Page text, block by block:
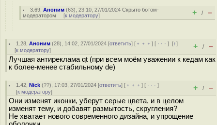
3.69 ,Аноним (63), 23:10, 27/01/2024Скрыто ботом-
модератором [к модератору] + / –
1.28 ,Аноним (28), 14:02, 27/01/2024 [ответить] [ ﹢﹢﹢] [ · · ·][↑]
[к модератору] + / –
Лучшая антиреклама qt (при всем моём уважении к кедам как
к более-менее стабильному de)
1.42 ,Nick (??), 17:03, 27/01/2024 [ответить] [ ﹢﹢﹢] [ · · ·]
[к модератору] + / –
Они изменят иконки, уберут серые цвета, и в целом
изменят тему, и добавят размытость, скругления?
Не хватает нового современного дизайна, и упрощение